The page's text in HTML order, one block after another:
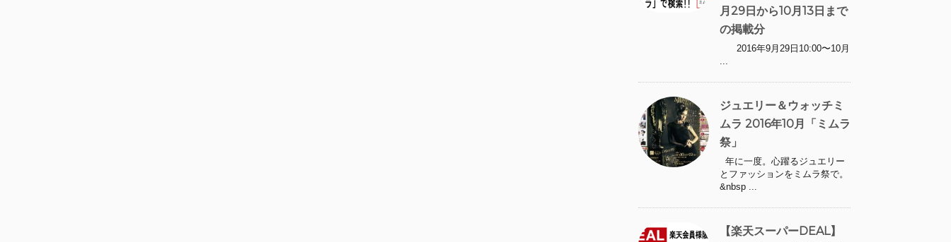
月29日から10月13日まで
の掲載分
2016年9月29日10:00〜10月
...
ジュエリー＆ウォッチミ
ムラ 2016年10月「ミムラ
祭」
年に一度。心躍るジュエリー
とファッションをミムラ祭で。
&nbsp ...
【楽天スーパーDEAL】